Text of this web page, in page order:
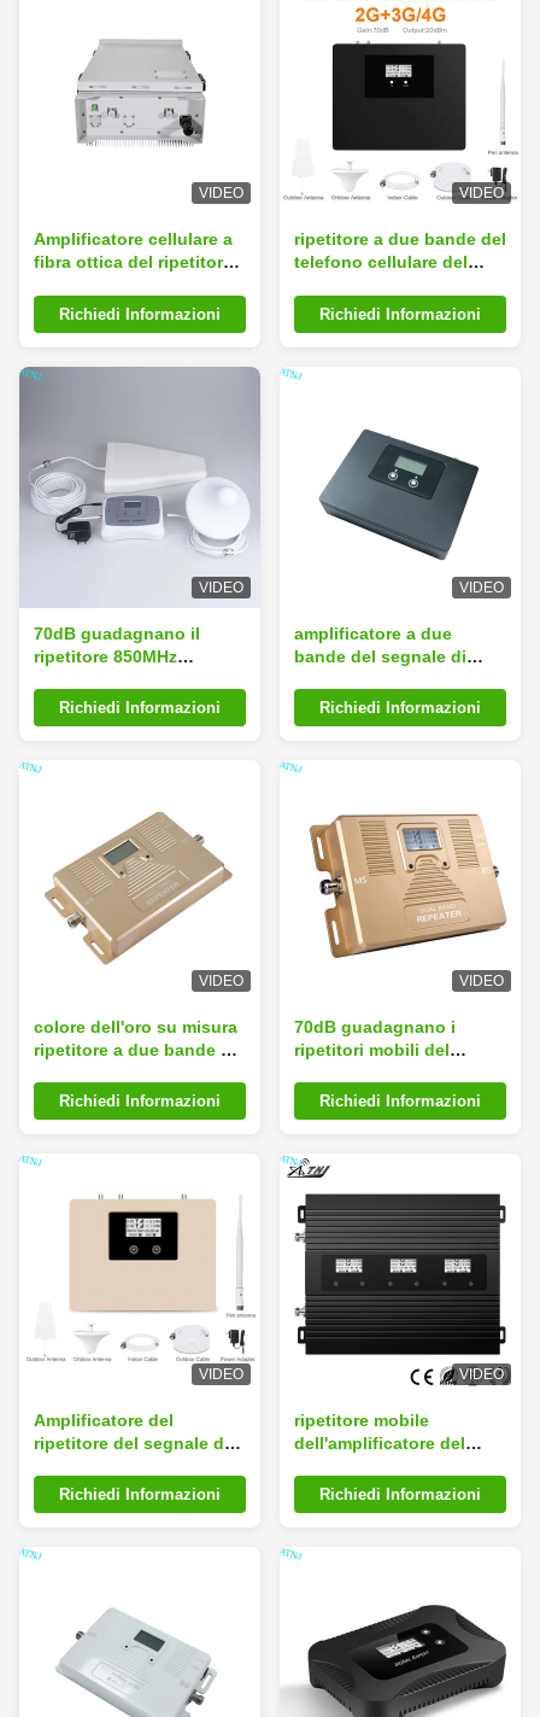
VIDEO
Amplificatore cellulare a
fibra ottica del ripetitore
di IP55 IP65
Richiedi Informazioni
VIDEO
ripetitore a due bande del
telefono cellulare del
850MHz 1700MHz
Richiedi Informazioni
VIDEO
70dB guadagnano il
ripetitore 850MHz
della rete di LTE 4G a due
bande
Richiedi Informazioni
VIDEO
amplificatore a due
bande del segnale di
telefono mobile del
ripetitore
Richiedi Informazioni
VIDEO
colore dell'oro su misura
ripetitore a due bande del
2G 3G 4G
Richiedi Informazioni
VIDEO
70dB guadagnano i
ripetitori mobili del
Richiedi Informazioni
VIDEO
Amplificatore del
ripetitore del segnale del
CDMA 850MHz AWS
1700MHz con il LCD
Richiedi Informazioni
VIDEO
ripetitore mobile
dell'amplificatore del
banda di 850MHz
1700MHz 1900MHz
Richiedi Informazioni